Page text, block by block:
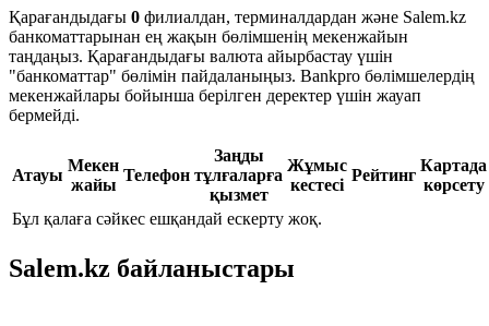
Қарағандыдағы 0 филиалдан, терминалдардан және Salem.kz
банкоматтарынан ең жақын бөлімшенің мекенжайын
таңдаңыз. Қарағандыдағы валюта айырбастау үшін
"банкоматтар" бөлімін пайдаланыңыз. Bankpro бөлімшелердің
мекенжайлары бойынша берілген деректер үшін жауап
бермейді.
Атауы
Мекен
жайы
Телефон
Заңды
тұлғаларға
қызмет
Жұмыс
кестесі
Рейтинг
Картада
көрсету
Бұл қалаға сәйкес ешқандай ескерту жоқ.
Salem.kz байланыстары